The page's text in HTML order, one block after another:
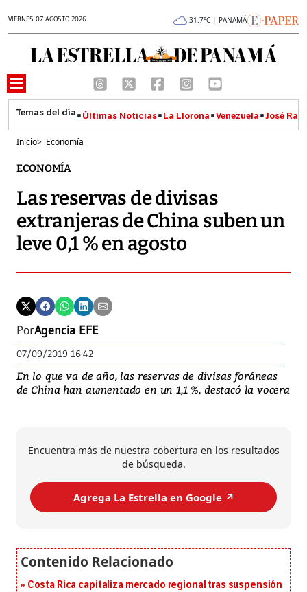
VIERNES 07 AGOSTO 2026 31.7°C | PANAMÁ
Últimas Noticias La Llorona Venezuela José
Inicio> Economía
ECONOMÍA
Las reservas de divisas
extranjeras de China suben un
leve 0,1 % en agosto
PorAgencia EFE
07/09/2019 16:42
En lo que va de año, las reservas de divisas foráneas
de China han aumentado en un 1,1 %, destacó la vocera
Encuentra más de nuestra cobertura en los resultados
de búsqueda.
Agrega La Estrella en Google ↗️
Costa Rica capitaliza mercado regional tras suspensión